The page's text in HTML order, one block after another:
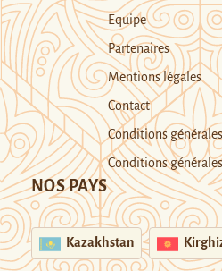
Equipe
Partenaires
Mentions légales
Contact
Conditions
Conditions
NOS PAYS
Kazakhstan